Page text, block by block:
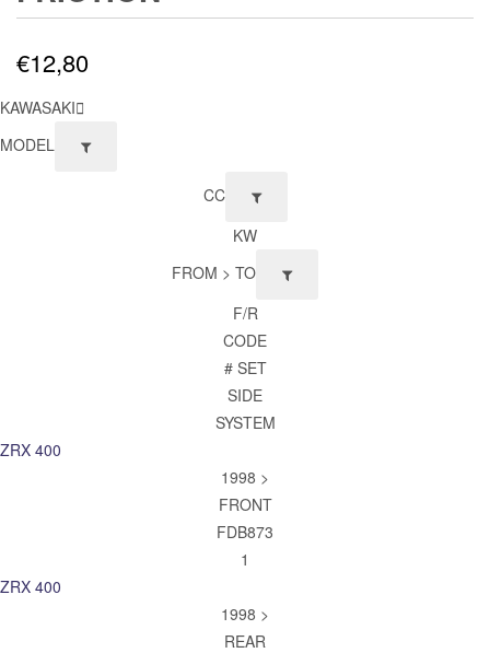
€12,80
KAWASAKI
MODEL
CC
KW
FROM > TO
F/R
CODE
# SET
SIDE
SYSTEM
ZRX 400
1998 >
FRONT
FDB873
1
ZRX 400
1998 >
REAR